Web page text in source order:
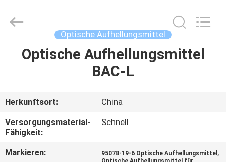
PRODUKTE
VIDEOS
COMPANY
LIMITED.
Optische Aufhellungsmittel
Optische Aufhellungsmittel
BAC-L
Herkunftsort:
China
Versorgungsmaterial-
Fähigkeit:
Schnell
Markieren: 95078-19-6 Optische Aufhellungsmittel ,